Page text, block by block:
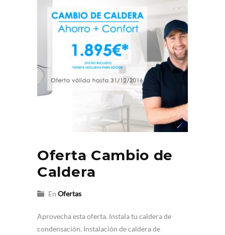
Oferta Cambio de
Caldera
En Ofertas
Aprovecha esta oferta. Instala tu caldera de
condensación. Instalación de caldera de